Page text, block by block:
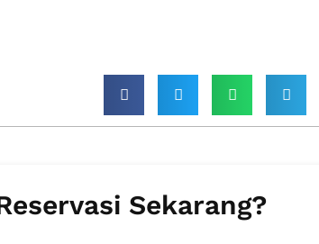
Sekarang?